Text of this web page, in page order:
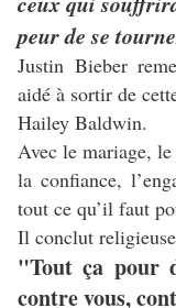
peur de se
Justin Bieber
aidé à sortir de
Hailey Baldwin.
Avec le mariage,
la confiance,
tout ce qu’il faut
Il conclut
"Tout ça pour
contre vous,